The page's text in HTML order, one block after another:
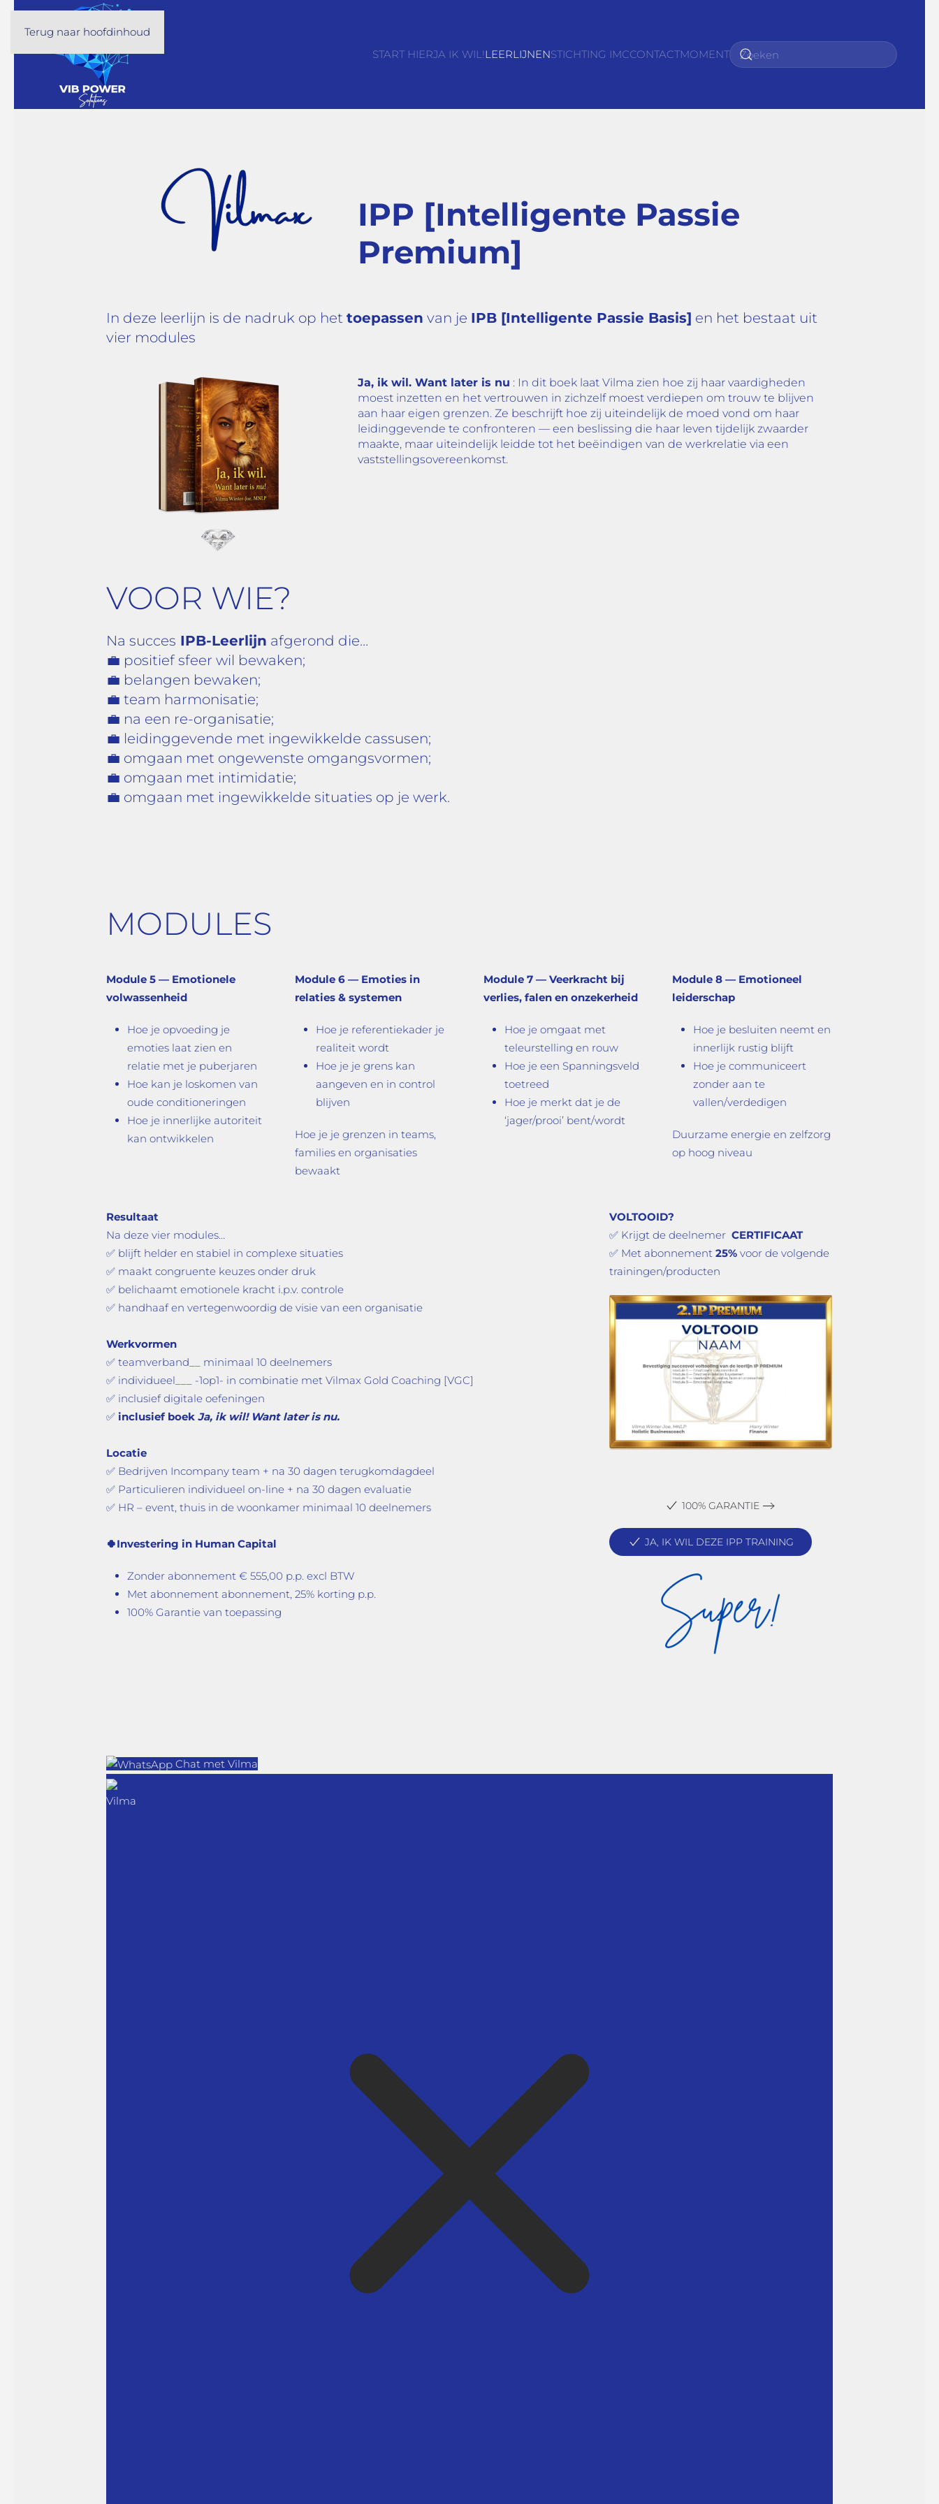
Terug naar hoofdinhoud
START HIERJA IK WIL!LEERLIJNENSTICHTING IMCCONTACTMOMENT
IPP [Intelligente Passie
Premium]
In deze leerlijn is de nadruk op het toepassen van je IPB [Intelligente Passie Basis] en het bestaat uit
vier modules
Ja, ik wil. Want later is nu : In dit boek laat Vilma zien hoe zij haar vaardigheden
moest inzetten en het vertrouwen in zichzelf moest verdiepen om trouw te blijven
aan haar eigen grenzen. Ze beschrijft hoe zij uiteindelijk de moed vond om haar
leidinggevende te confronteren — een beslissing die haar leven tijdelijk zwaarder
maakte, maar uiteindelijk leidde tot het beëindigen van de werkrelatie via een
vaststellingsovereenkomst.
VOOR WIE?
Na succes IPB-Leerlijn afgerond die…
💼 positief sfeer wil bewaken;
💼 belangen bewaken;
💼 team harmonisatie;
💼 na een re-organisatie;
💼 leidinggevende met ingewikkelde cassusen;
💼 omgaan met ongewenste omgangsvormen;
💼 omgaan met intimidatie;
💼 omgaan met ingewikkelde situaties op je werk.
MODULES
Module 5 — Emotionele
volwassenheid
Hoe je opvoeding je
emoties laat zien en
relatie met je puberjaren
Hoe kan je loskomen van
oude conditioneringen
Hoe je innerlijke autoriteit
kan ontwikkelen
Module 6 — Emoties in
relaties & systemen
Hoe je referentiekader je
realiteit wordt
Hoe je je grens kan
aangeven en in control
blijven
Hoe je je grenzen in teams,
families en organisaties
bewaakt
Module 7 — Veerkracht bij
verlies, falen en onzekerheid
Hoe je omgaat met
teleurstelling en rouw
Hoe je een Spanningsveld
toetreed
Hoe je merkt dat je de
‘jager/prooi’ bent/wordt
Module 8 — Emotioneel
leiderschap
Hoe je besluiten neemt en
innerlijk rustig blijft
Hoe je communiceert
zonder aan te
vallen/verdedigen
Duurzame energie en zelfzorg
op hoog niveau
Resultaat
Na deze vier modules…
✅ blijft helder en stabiel in complexe situaties
✅ maakt congruente keuzes onder druk
✅ belichaamt emotionele kracht i.p.v. controle
✅ handhaaf en vertegenwoordig de visie van een organisatie
Werkvormen
✅ teamverband__ minimaal 10 deelnemers
✅ individueel___ -1op1- in combinatie met Vilmax Gold Coaching [VGC]
✅ inclusief digitale oefeningen
✅ inclusief boek Ja, ik wil! Want later is nu.
Locatie
✅ Bedrijven Incompany team + na 30 dagen terugkomdagdeel
✅ Particulieren individueel on-line + na 30 dagen evaluatie
✅ HR – event, thuis in de woonkamer minimaal 10 deelnemers
🍀Investering in Human Capital
Zonder abonnement € 555,00 p.p. excl BTW
Met abonnement abonnement, 25% korting p.p.
100% Garantie van toepassing
VOLTOOID?
✅ Krijgt de deelnemer CERTIFICAAT
✅ Met abonnement 25% voor de volgende
trainingen/producten
100% GARANTIE
JA, IK WIL DEZE IPP TRAINING
Chat met Vilma
Vilma